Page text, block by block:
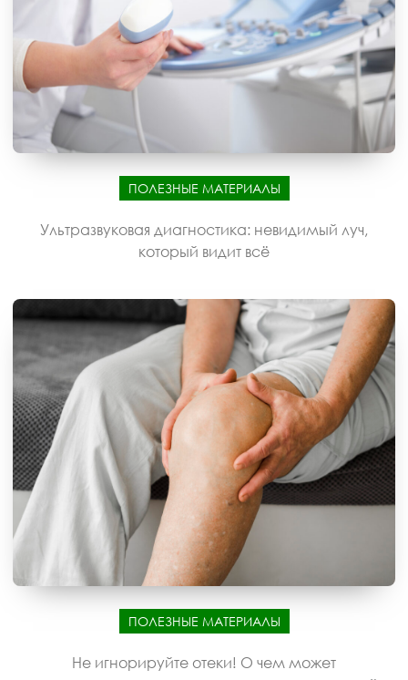
ПОЛЕЗНЫЕ МАТЕРИАЛЫ
Ультразвуковая диагностика: невидимый луч,
который видит всё
ПОЛЕЗНЫЕ МАТЕРИАЛЫ
Не игнорируйте отеки! О чем может